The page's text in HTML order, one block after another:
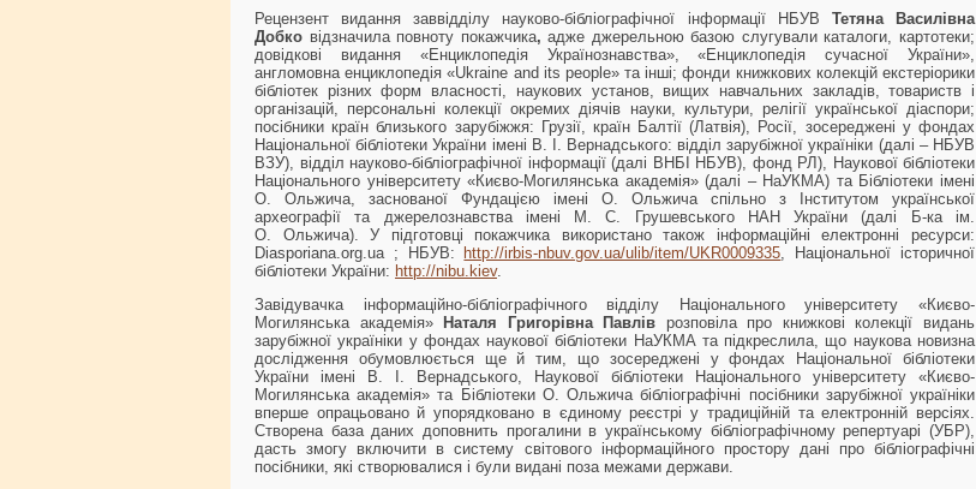
Рецензент видання заввідділу науково-бібліографічної інформації НБУВ Тетяна Василівна
Добко відзначила повноту покажчика,адже джерельною базою слугували каталоги, картотеки;
довідкові видання «Енциклопедія Українознавства», «Енциклопедія сучасної України»,
англомовна енциклопедія «Ukraine and its people» та інші; фонди книжкових колекцій екстеріорики
бібліотек різних форм власності, наукових установ, вищих навчальних закладів, товариств і
організацій, персональні колекції окремих діячів науки, культури, релігії української діаспори;
посібники країн близького зарубіжжя: Грузії, країн Балтії (Латвія), Росії, зосереджені у фондах
Національної бібліотеки України імені В. І. Вернадського: відділ зарубіжної україніки (далі – НБУВ
ВЗУ), відділ науково-бібліографічної інформації (далі ВНБІ НБУВ), фонд РЛ), Наукової бібліотеки
Національного університету «Києво-Могилянська академія» (далі – НаУКМА) та Бібліотеки імені
О. Ольжича, заснованої Фундацією імені О. Ольжича спільно з Інститутом української
археографії та джерелознавства імені М. С. Грушевського НАН України (далі Б-ка ім.
О. Ольжича). У підготовці покажчика використано також інформаційні електронні ресурси:
Diasporiana.org.ua ; НБУВ:
http://irbis-nbuv.gov.ua/ulib/item/UKR0009335 , Національної історичної
бібліотеки України: http://nibu.kiev.
Завідувачка інформаційно-бібліографічного відділу Національного університету «Києво-
Могилянська академія»
Наталя Григорівна Павлів розповіла про книжкові колекції видань
зарубіжної україніки у фондах наукової бібліотеки НаУКМА та підкреслила, що наукова новизна
дослідження обумовлюється ще й тим, що зосереджені у фондах Національної бібліотеки
України імені В. І. Вернадського, Наукової бібліотеки Національного університету «Києво-
Могилянська академія» та Бібліотеки О. Ольжича бібліографічні посібники зарубіжної україніки
вперше опрацьовано й упорядковано в єдиному реєстрі у традиційній та електронній версіях.
Створена база даних доповнить прогалини в українському бібліографічному репертуарі (УБР),
дасть змогу включити в систему світового інформаційного простору дані про бібліографічні
посібники, які створювалися і були видані поза межами держави.